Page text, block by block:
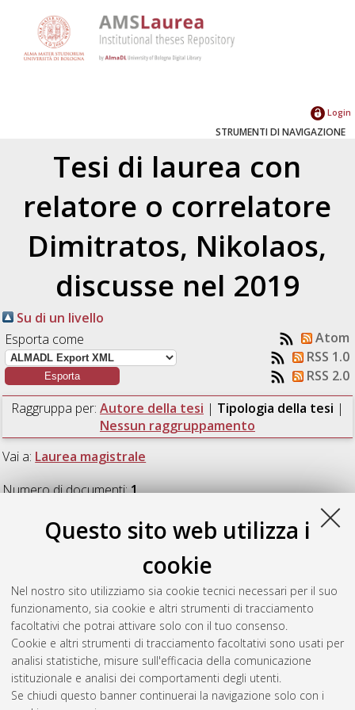
Questo sito web utilizza i
cookie
Nel nostro sito utilizziamo sia cookie tecnici necessari per il suo
funzionamento, sia cookie e altri strumenti di tracciamento
facoltativi che potrai attivare solo con il tuo consenso.
Cookie e altri strumenti di tracciamento facoltativi sono usati per
analisi statistiche, misure sull'efficacia della comunicazione
istituzionale e analisi dei comportamenti degli utenti.
Se chiudi questo banner continuerai la navigazione solo con i
Login
STRUMENTI DI NAVIGAZIONE
Tesi di laurea con
relatore o correlatore
Dimitratos, Nikolaos,
discusse nel 2019
Su di un livello
Esporta come
Atom
RSS 1.0
RSS 2.0
Raggruppa per: Autore della tesi | Tipologia della tesi |
Nessun raggruppamento
Vai a: Laurea magistrale
Numero di documenti:1.
Laurea magistrale
based catalysts for liquid phase oxidation of glucose to glucaric
acid.[Laurea magistrale], Università di Bologna, Corso di
Studio inChimica industriale [LM-DM270]
Questa lista e' stata generata ilSat Aug 8 22:00:48 2026
CEST